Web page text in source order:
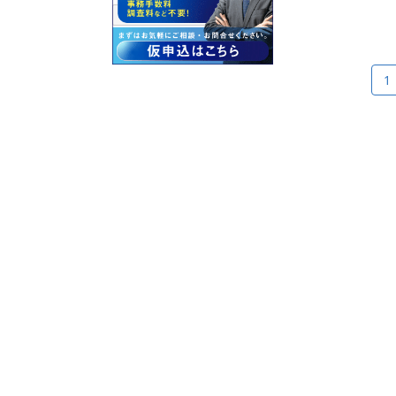
サービス契約・取引
ページ送り
1